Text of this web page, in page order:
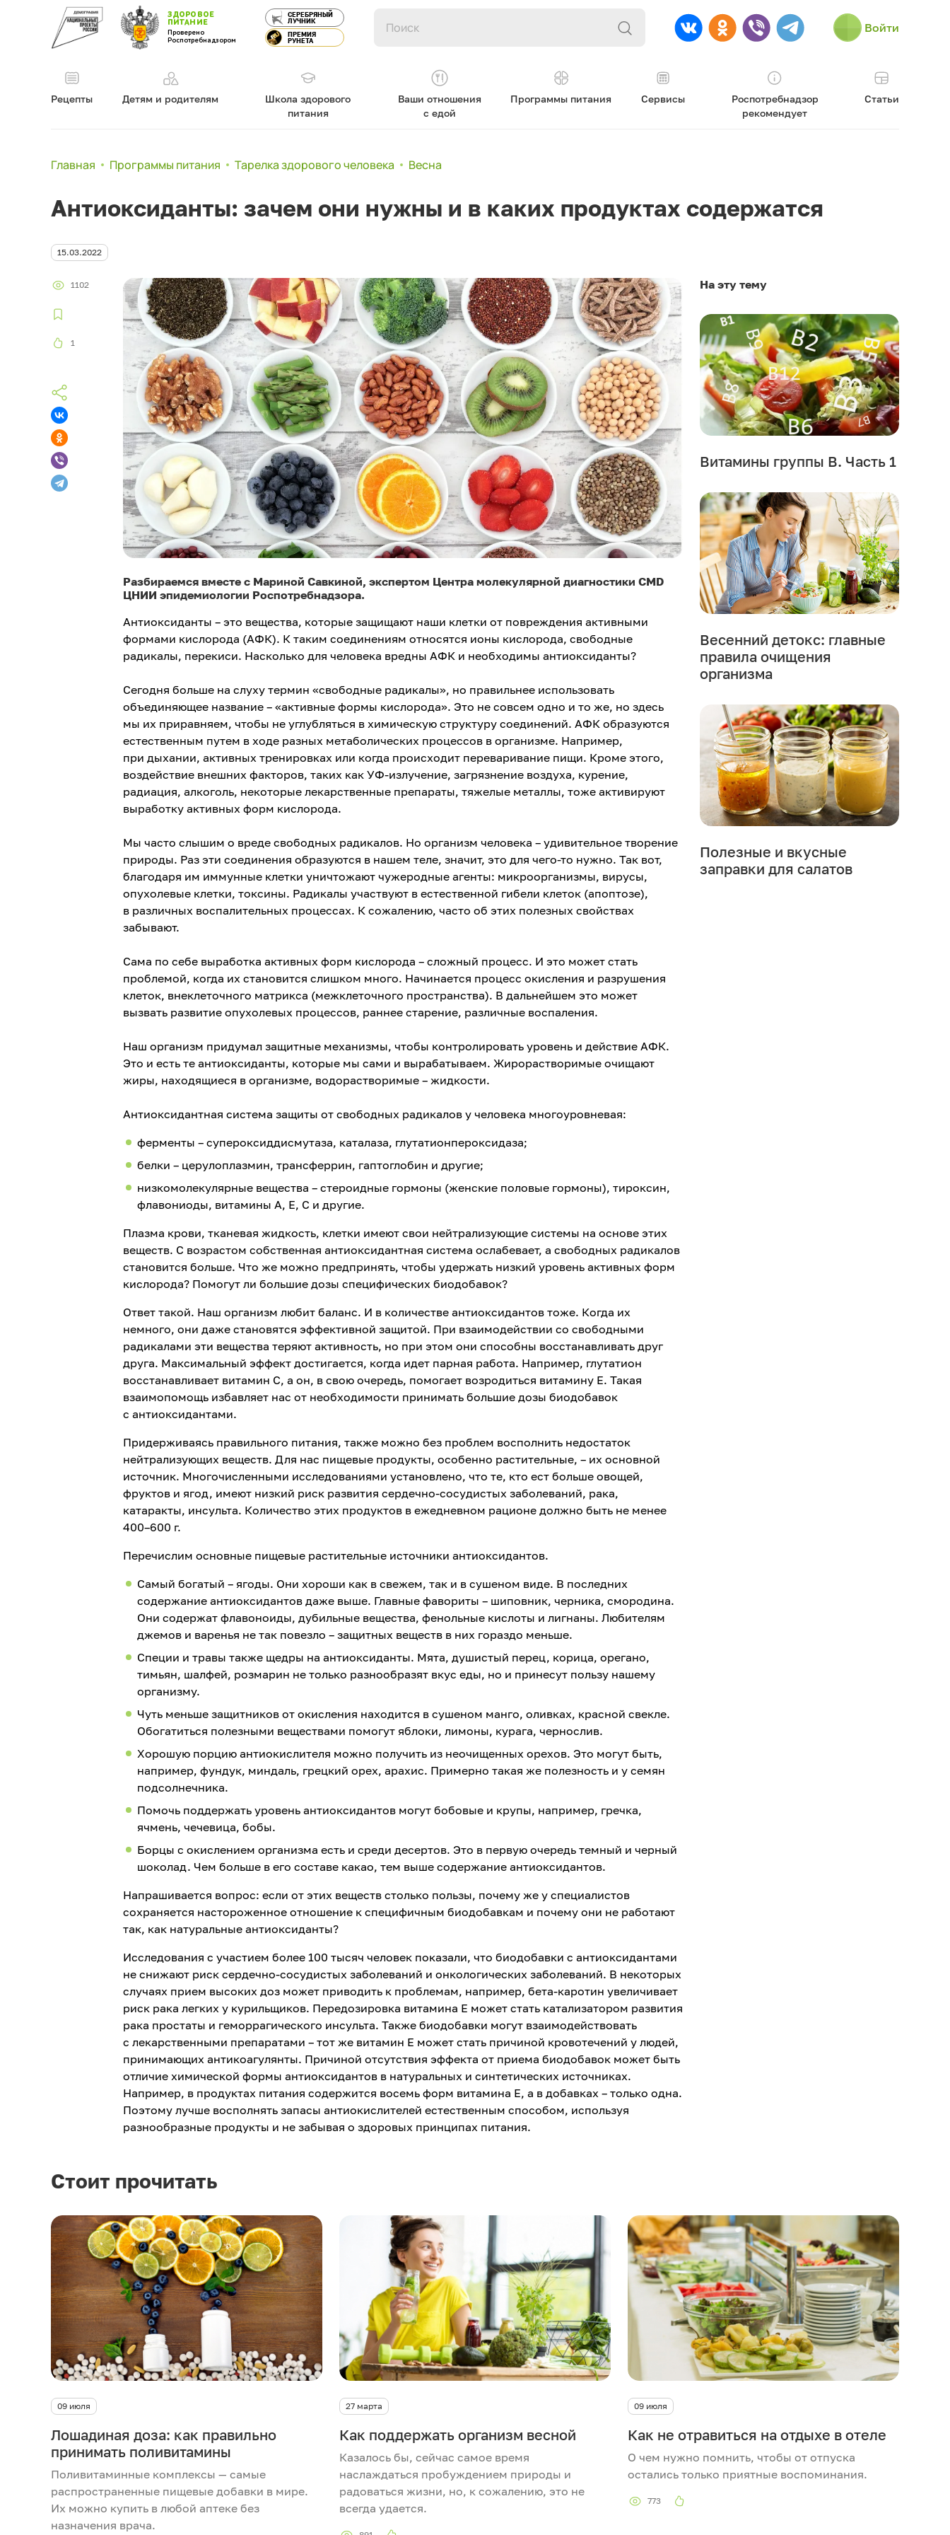
ЗДОРОВОЕ
ПИТАНИЕ
Проверено
Роспотребнадзором
СЕРЕБРЯНЫЙ
ЛУЧНИК
ПРЕМИЯ
РУНЕТА
Войти
Рецепты Детям и родителям
Школа здорового
питания
Ваши отношения
с едой
Программы питания Сервисы
Роспотребнадзор
рекомендует
Статьи
Главная Программы питания Тарелка здорового человека Весна
Антиоксиданты: зачем они нужны и в каких продуктах содержатся
15.03.2022
1102
1
Разбираемся вместе с Мариной Савкиной, экспертом Центра молекулярной диагностики CMD
ЦНИИ эпидемиологии Роспотребнадзора.
Антиоксиданты – это вещества, которые защищают наши клетки от повреждения активными
формами кислорода (АФК). К таким соединениям относятся ионы кислорода, свободные
радикалы, перекиси. Насколько для человека вредны АФК и необходимы антиоксиданты?
Сегодня больше на слуху термин «свободные радикалы», но правильнее использовать
объединяющее название – «активные формы кислорода». Это не совсем одно и то же, но здесь
мы их приравняем, чтобы не углубляться в химическую структуру соединений. АФК образуются
естественным путем в ходе разных метаболических процессов в организме. Например,
при дыхании, активных тренировках или когда происходит переваривание пищи. Кроме этого,
воздействие внешних факторов, таких как УФ-излучение, загрязнение воздуха, курение,
радиация, алкоголь, некоторые лекарственные препараты, тяжелые металлы, тоже активируют
выработку активных форм кислорода.
Мы часто слышим о вреде свободных радикалов. Но организм человека – удивительное творение
природы. Раз эти соединения образуются в нашем теле, значит, это для чего-то нужно. Так вот,
благодаря им иммунные клетки уничтожают чужеродные агенты: микроорганизмы, вирусы,
опухолевые клетки, токсины. Радикалы участвуют в естественной гибели клеток (апоптозе),
в различных воспалительных процессах. К сожалению, часто об этих полезных свойствах
забывают.
Сама по себе выработка активных форм кислорода – сложный процесс. И это может стать
проблемой, когда их становится слишком много. Начинается процесс окисления и разрушения
клеток, внеклеточного матрикса (межклеточного пространства). В дальнейшем это может
вызвать развитие опухолевых процессов, раннее старение, различные воспаления.
Наш организм придумал защитные механизмы, чтобы контролировать уровень и действие АФК.
Это и есть те антиоксиданты, которые мы сами и вырабатываем. Жирорастворимые очищают
жиры, находящиеся в организме, водорастворимые – жидкости.
Антиоксидантная система защиты от свободных радикалов у человека многоуровневая:
ферменты – супероксиддисмутаза, каталаза, глутатионпероксидаза;
белки – церулоплазмин, трансферрин, гаптоглобин и другие;
низкомолекулярные вещества – стероидные гормоны (женские половые гормоны), тироксин,
флавониоды, витамины А, Е, С и другие.
Плазма крови, тканевая жидкость, клетки имеют свои нейтрализующие системы на основе этих
веществ. С возрастом собственная антиоксидантная система ослабевает, а свободных радикалов
становится больше. Что же можно предпринять, чтобы удержать низкий уровень активных форм
кислорода? Помогут ли большие дозы специфических биодобавок?
Ответ такой. Наш организм любит баланс. И в количестве антиоксидантов тоже. Когда их
немного, они даже становятся эффективной защитой. При взаимодействии со свободными
радикалами эти вещества теряют активность, но при этом они способны восстанавливать друг
друга. Максимальный эффект достигается, когда идет парная работа. Например, глутатион
восстанавливает витамин С, а он, в свою очередь, помогает возродиться витамину Е. Такая
взаимопомощь избавляет нас от необходимости принимать большие дозы биодобавок
с антиоксидантами.
Придерживаясь правильного питания, также можно без проблем восполнить недостаток
нейтрализующих веществ. Для нас пищевые продукты, особенно растительные, – их основной
источник. Многочисленными исследованиями установлено, что те, кто ест больше овощей,
фруктов и ягод, имеют низкий риск развития сердечно-сосудистых заболеваний, рака,
катаракты, инсульта. Количество этих продуктов в ежедневном рационе должно быть не менее
400–600 г.
Перечислим основные пищевые растительные источники антиоксидантов.
Самый богатый – ягоды. Они хороши как в свежем, так и в сушеном виде. В последних
содержание антиоксидантов даже выше. Главные фавориты – шиповник, черника, смородина.
Они содержат флавоноиды, дубильные вещества, фенольные кислоты и лигнаны. Любителям
джемов и варенья не так повезло – защитных веществ в них гораздо меньше.
Специи и травы также щедры на антиоксиданты. Мята, душистый перец, корица, орегано,
тимьян, шалфей, розмарин не только разнообразят вкус еды, но и принесут пользу нашему
организму.
Чуть меньше защитников от окисления находится в сушеном манго, оливках, красной свекле.
Обогатиться полезными веществами помогут яблоки, лимоны, курага, чернослив.
Хорошую порцию антиокислителя можно получить из неочищенных орехов. Это могут быть,
например, фундук, миндаль, грецкий орех, арахис. Примерно такая же полезность и у семян
подсолнечника.
Помочь поддержать уровень антиоксидантов могут бобовые и крупы, например, гречка,
ячмень, чечевица, бобы.
Борцы с окислением организма есть и среди десертов. Это в первую очередь темный и черный
шоколад. Чем больше в его составе какао, тем выше содержание антиоксидантов.
Напрашивается вопрос: если от этих веществ столько пользы, почему же у специалистов
сохраняется настороженное отношение к специфичным биодобавкам и почему они не работают
так, как натуральные антиоксиданты?
Исследования с участием более 100 тысяч человек показали, что биодобавки с антиоксидантами
не снижают риск сердечно-сосудистых заболеваний и онкологических заболеваний. В некоторых
случаях прием высоких доз может приводить к проблемам, например, бета-каротин увеличивает
риск рака легких у курильщиков. Передозировка витамина Е может стать катализатором развития
рака простаты и геморрагического инсульта. Также биодобавки могут взаимодействовать
с лекарственными препаратами – тот же витамин Е может стать причиной кровотечений у людей,
принимающих антикоагулянты. Причиной отсутствия эффекта от приема биодобавок может быть
отличие химической формы антиоксидантов в натуральных и синтетических источниках.
Например, в продуктах питания содержится восемь форм витамина E, а в добавках – только одна.
Поэтому лучше восполнять запасы антиокислителей естественным способом, используя
разнообразные продукты и не забывая о здоровых принципах питания.
На эту тему
Витамины группы В. Часть 1
Весенний детокс: главные
правила очищения
организма
Полезные и вкусные
заправки для салатов
Стоит прочитать
09 июля
Лошадиная доза: как правильно
принимать поливитамины
Поливитаминные комплексы — самые
распространенные пищевые добавки в мире.
Их можно купить в любой аптеке без
назначения врача.
27 марта
Как поддержать организм весной
Казалось бы, сейчас самое время
наслаждаться пробуждением природы и
радоваться жизни, но, к сожалению, это не
всегда удается.
09 июля
Как не отравиться на отдыхе в отеле
О чем нужно помнить, чтобы от отпуска
остались только приятные воспоминания.
773